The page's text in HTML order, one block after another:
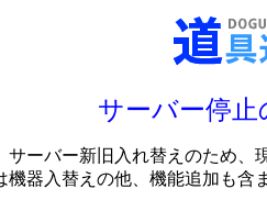
サーバー停止
サーバー新旧入れ替えのため、
機器入替えの他、機能追加も含